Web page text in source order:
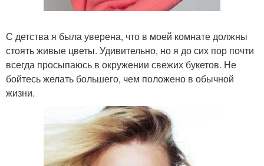
С детства я была уверена, что в моей комнате должны
стоять живые цветы. Удивительно, но я до сих пор почти
всегда просыпаюсь в окружении свежих букетов. Не
бойтесь желать большего, чем положено в обычной
жизни.